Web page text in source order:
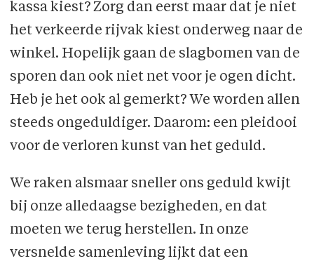
kassa kiest? Zorg dan eerst maar dat je niet
het verkeerde rijvak kiest onderweg naar de
winkel. Hopelijk gaan de slagbomen van de
sporen dan ook niet net voor je ogen dicht.
Heb je het ook al gemerkt? We worden allen
steeds ongeduldiger. Daarom: een pleidooi
voor de verloren kunst van het geduld.
We raken alsmaar sneller ons geduld kwijt
bij onze alledaagse bezigheden, en dat
moeten we terug herstellen. In onze
versnelde samenleving lijkt dat een